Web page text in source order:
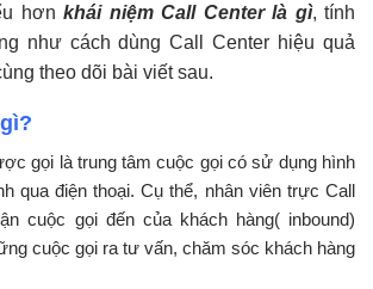
hơnkhái niệm Call Center là gì, tính
như cách dùng Call Center hiệu quả
theo dõi bài viết sau.
gọi là trung tâm cuộc gọi có sử dụng hình
qua điện thoại. Cụ thể, nhân viên trực Call
cuộc gọi đến của khách hàng( inbound)
cuộc gọi ra tư vấn, chăm sóc khách hàng